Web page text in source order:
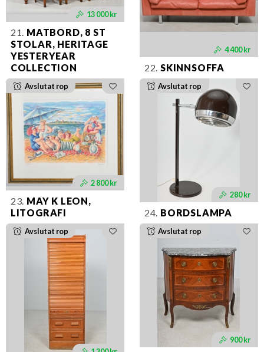
13 000 kr
21. MATBORD, 8 ST
STOLAR, HERITAGE
YESTERYEAR
COLLECTION
4 400 kr
22. SKINNSOFFA
Avslutat rop
2 800 kr
23. MAY K LEON,
LITOGRAFI
Avslutat rop
280 kr
24. BORDSLAMPA
Avslutat rop Avslutat rop
900 kr